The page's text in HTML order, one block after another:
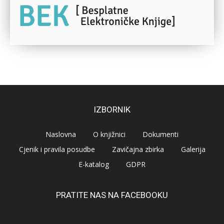
IZBORNIK
Naslovna O knjižnici
Dokumenti
Cjenik i pravila posudbe
Zavičajna zbirka
Galerija
E-katalog
GDPR
PRATITE NAS NA FACEBOOKU